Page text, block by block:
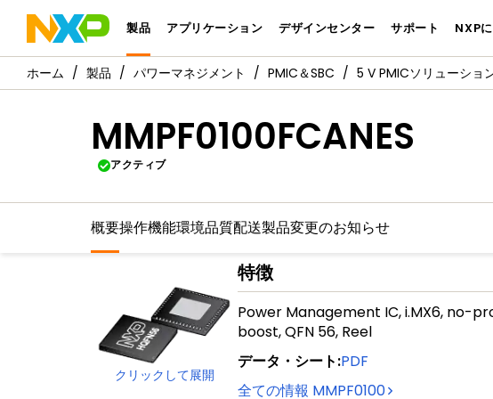
製品 アプリケーション デザインセンター サポート NXP
製品 パワーマネジメント PMIC＆SBC 5 V PMICソリューショ
MMPF0100FCANES
アクティブ
概要操作機能環境品質配送製品変更のお知らせ
クリックして展開
特徴
Power Management IC, i.MX6, no-
boost, QFN 56, Reel
データ・シート:PDF
全ての情報 MMPF0100